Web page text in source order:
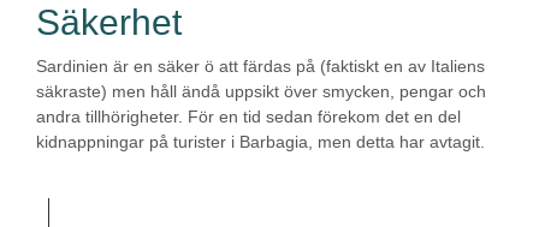
Säkerhet
Sardinien är en säker ö att färdas på (faktiskt en av Italiens
säkraste) men håll ändå uppsikt över smycken, pengar och
andra tillhörigheter. För en tid sedan förekom det en del
kidnappningar på turister i Barbagia, men detta har avtagit.